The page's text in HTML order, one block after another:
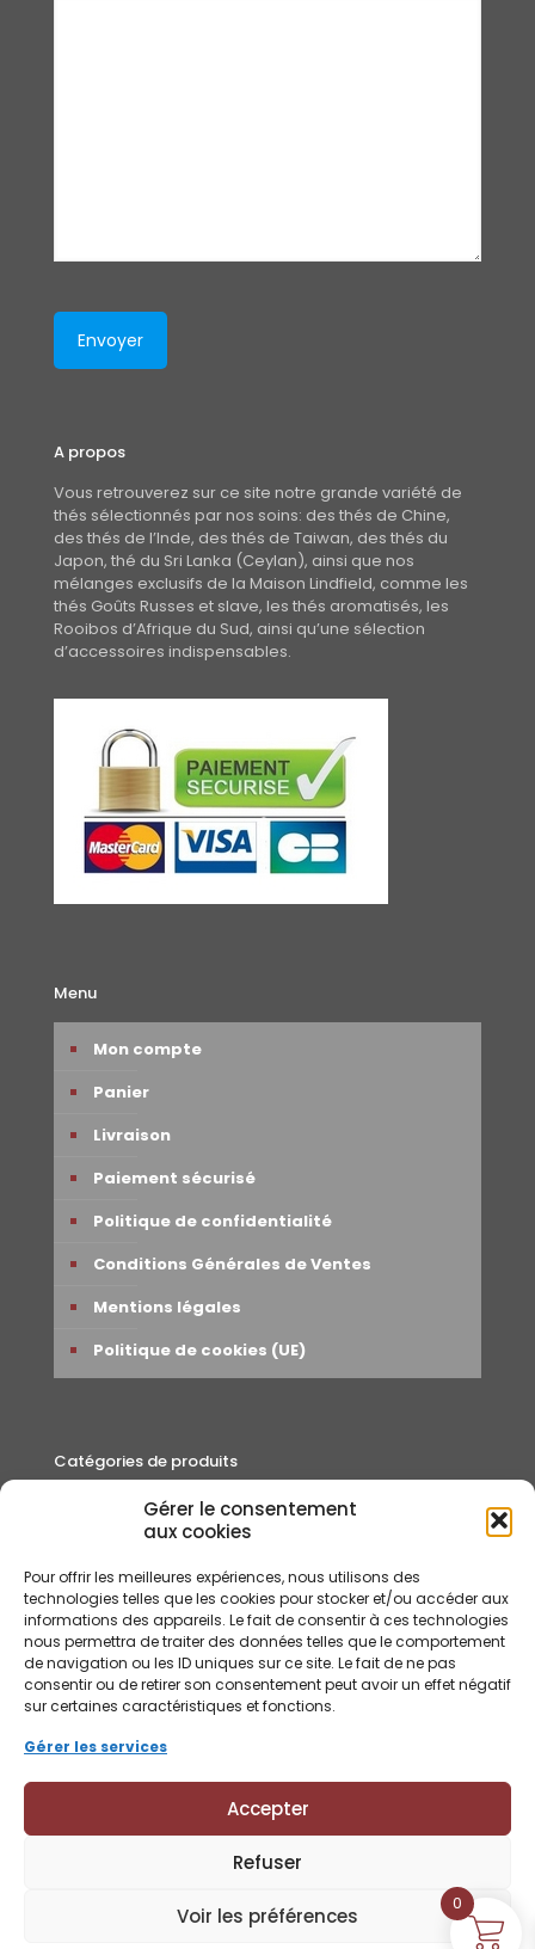
Gérer le consentement
aux cookies
Pour offrir les meilleures expériences, nous utilisons des
technologies telles que les cookies pour stocker et/ou accéder aux
informations des appareils. Le fait de consentir à ces technologies
nous permettra de traiter des données telles que le comportement
de navigation ou les ID uniques sur ce site. Le fait de ne pas
consentir ou de retirer son consentement peut avoir un effet négatif
sur certaines caractéristiques et fonctions.
Gérer les services
Accepter
Refuser
Voir les préférences
A propos
Vous retrouverez sur ce site notre grande variété de
thés sélectionnés par nos soins: des thés de Chine,
des thés de l’Inde, des thés de Taiwan, des thés du
Japon, thé du Sri Lanka (Ceylan), ainsi que nos
mélanges exclusifs de la Maison Lindfield, comme les
thés Goûts Russes et slave, les thés aromatisés, les
Rooibos d’Afrique du Sud, ainsi qu’une sélection
d’accessoires indispensables.
Menu
Mon compte
Panier
Livraison
Paiement sécurisé
Politique de confidentialité
Conditions Générales de Ventes
Mentions légales
Politique de cookies (UE)
Catégories de produits
Autour du thé
Rooibos et Infusions
Thés
0